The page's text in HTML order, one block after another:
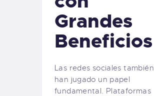
Grandes
Beneficios
Las redes sociales también
han jugado un papel
fundamental. Plataformas